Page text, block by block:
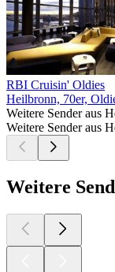
RBI Cruisin' Oldies
Heilbronn, 70er,
Weitere Sender aus
Weitere Sender aus
Weitere